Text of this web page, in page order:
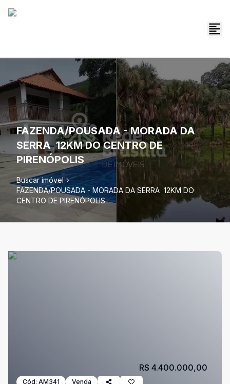
FAZENDA/POUSADA - MORADA DA
SERRA  12KM DO CENTRO DE
PIRENÓPOLIS
Buscar imóvel
FAZENDA/POUSADA - MORADA DA SERRA  12KM DO
CENTRO DE PIRENÓPOLIS
Cód: AM341 Venda
R$ 4.400.000,00